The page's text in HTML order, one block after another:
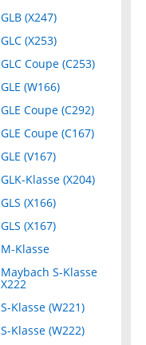
GLB (X247)
GLC (X253)
GLC Coupe (C253)
GLE (W166)
GLE Coupe (C292)
GLE Coupe (C167)
GLE (V167)
GLK-Klasse (X204)
GLS (X166)
GLS (X167)
M-Klasse
Maybach S-Klasse
X222
S-Klasse (W221)
S-Klasse (W222)